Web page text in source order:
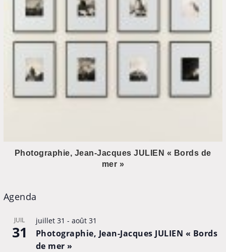
Photographie, Jean-Jacques JULIEN « Bords de
mer »
Agenda
JUIL
31
juillet 31 - août 31
Photographie, Jean-Jacques JULIEN « Bords
de mer »